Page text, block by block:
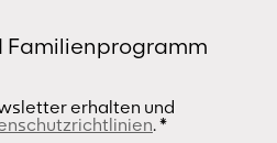
Familienprogramm
und
.*